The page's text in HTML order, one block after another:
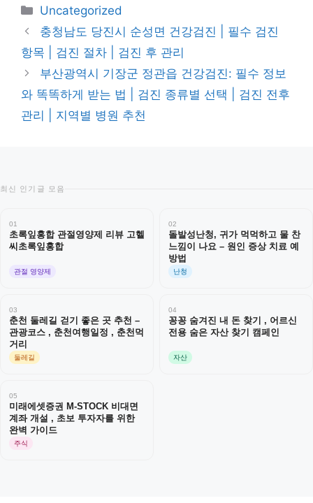
카
테
고
리
Uncategorized
충청남도 당진시 순성면 건강검진 | 필수 검진
항목 | 검진 절차 | 검진 후 관리
부산광역시 기장군 정관읍 건강검진: 필수 정보
와 똑똑하게 받는 법 | 검진 종류별 선택 | 검진 전후
관리 | 지역별 병원 추천
최신 인기글 모음
01
초록잎홍합 관절영양제 리뷰 고헬
씨초록잎홍합
관절 영양제
02
돌발성난청, 귀가 먹먹하고 물 찬
느낌이 나요 – 원인 증상 치료 예
방법
난청
03
춘천 둘레길 걷기 좋은 곳 추천 –
관광코스 , 춘천여행일정 , 춘천먹
거리
둘레길
04
꽁꽁 숨겨진 내 돈 찾기 , 어르신
전용 숨은 자산 찾기 캠페인
자산
05
미래에셋증권 M-STOCK 비대면
계좌 개설 , 초보 투자자를 위한
완벽 가이드
주식